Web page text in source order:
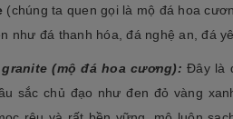
(chúng ta quen gọi là mộ đá hoa
như đá thanh hóa, đá nghệ an, đá
granite (mộ đá hoa cương):Đây là
sắc chủ đạo như đen đỏ vàng